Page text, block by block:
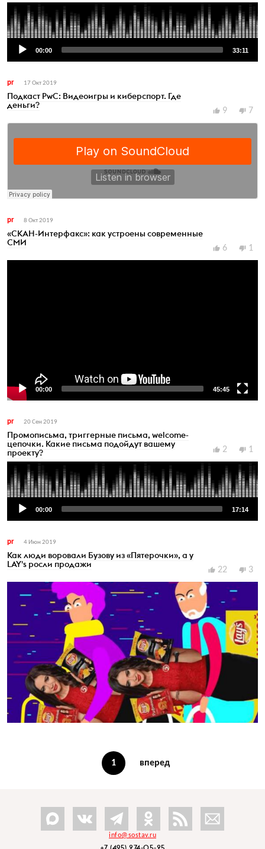
Audio
Player
00:00 33:11
pr 17 Окт 2019
Подкаст PwC: Видеоигры и киберспорт. Где
деньги?
9 7
pr 8 Окт 2019
«СКАН-Интерфакс»: как устроены современные
СМИ
6 1
Player
00:00 45:45
pr 20 Сен 2019
Промописьма, триггерные письма, welcome-
цепочки. Какие письма подойдут вашему
проекту?
2
1
Audio
Player
00:00 17:14
pr 4 Июн 2019
Как люди воровали Бузову из «Пятерочки», а у
LAY's росли продажи
22 3
1 вперед
info@sostav.ru